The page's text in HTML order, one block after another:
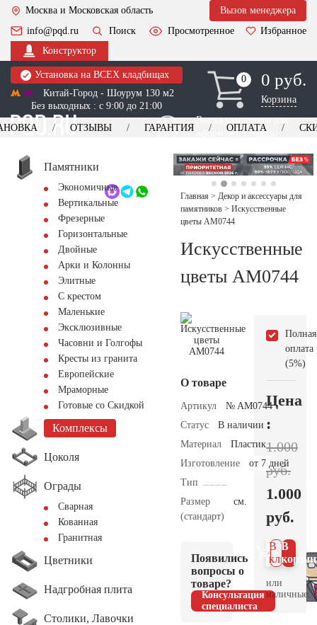
Москва и Московская область
Вызов менеджера
info@pqd.ru
Поиск Просмотренное
Избранное
Конструктор
Установка на ВСЕХ кладбищах
Китай-Город - Шоурум 130 м2
Без выходных : с 9:00 до 21:00
0
0 0 руб.
Корзина
Выезд менеджера для
оформления заказа
+7 (495) 518-44-23
Обратный звонок
ОТЗЫВЫ ГАРАНТИЯ ОПЛАТА
Памятники
Экономичные
Вертикальные
Фрезерные
Горизонтальные
Двойные
Арки и Колонны
Элитные
С крестом
Маленькие
Эксклюзивные
Часовни и Голгофы
Кресты из гранита
Европейские
Мраморные
Готовые со Скидкой
Комплексы
Цоколя
Ограды
Сварная
Кованная
Гранитная
Цветники
Надгробная плита
Столики, Лавочки
Главная > Декор и аксессуары для
памятников > Искусственные
цветы AM0744
Искусственные
цветы AM0744
О товаре
Артикул
№ AM0744
Статус
В наличии
Материал
Пластик
Изготовление
от 7 дней
Тип
Размер
(стандарт)
см.
Появились
вопросы о
товаре?
Консультация
специалиста
Полная
оплата
(5%)
Цена
:
1.000
руб.
1.000
руб.
В
В 1
клик
или
наличные.